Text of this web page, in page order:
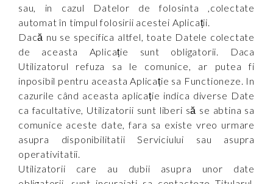
sau, in cazul Datelor de folosinta ,colectate
automat în timpul folosirii acestei Aplicații.
Dacă nu se specifica altfel, toate Datele colectate
de aceasta Aplicație sunt obligatorii. Daca
Utilizatorul refuza sa le comunice, ar putea fi
inposibil pentru aceasta Aplicație sa Functioneze. In
cazurile când aceasta aplicație indica diverse Date
ca facultative, Utilizatorii sunt liberi să se abtina sa
comunice aceste date, fara sa existe vreo urmare
asupra disponibilitatii Serviciului sau asupra
operativitatii.
Utilizatorii care au dubii asupra unor date